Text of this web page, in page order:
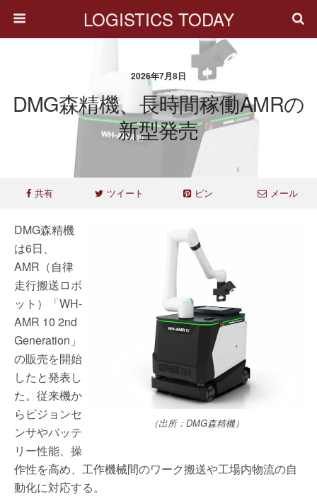
LOGISTICS TODAY
2026年7月8日
DMG森精機、長時間稼働AMRの
新型発売
共有 ツイート ピン メール
（出所：DMG森精機）
DMG森精機
は6日、
AMR（自律
走行搬送ロボ
ット）「WH-
AMR 10 2nd
Generation」
の販売を開始
したと発表し
た。従来機か
らビジョンセ
ンサやバッテ
リー性能、操
作性を高め、工作機械間のワーク搬送や工場内物流の自
動化に対応する。